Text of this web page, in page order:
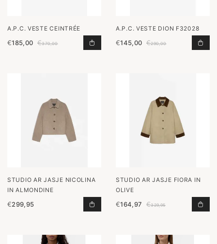
A.P.C. VESTE CEINTRÉE
€185,00 €370,00 VESTE CEINTRÉE TOEVOEGEN AAN
A.P.C. VESTE DION F32028
€145,00 €290,00
STUDIO AR JASJE NICOLINA
IN ALMONDINE
€299,95 JASJE NICOLINA IN ALMONDINE
STUDIO AR JASJE FIORA IN
OLIVE
€164,97 €329,95